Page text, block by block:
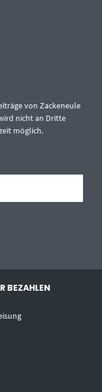
von Zackeneule
nicht an Dritte
möglich.
BEZAHLEN